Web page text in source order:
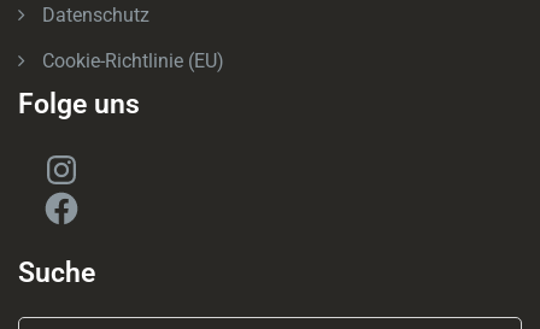
Datenschutz
Cookie-Richtlinie (EU)
Folge uns
Instagram
Facebook
Suche